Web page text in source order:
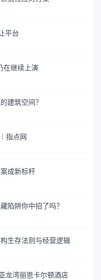
平台
在继续上演
建筑空间？
指点网
成新标杆
陷阱你中招了吗？
生存法则与经营逻辑
龙湾丽思卡尔顿酒店